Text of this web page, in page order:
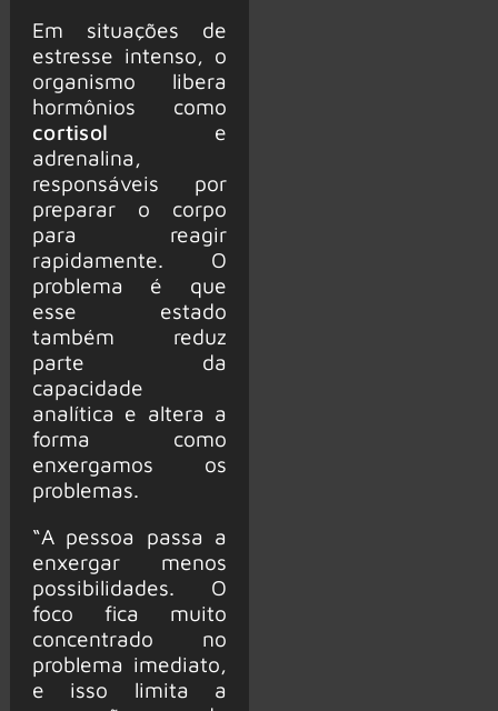
Em situações de
estresse intenso, o
organismo libera
hormônios como
cortisol e
adrenalina,
responsáveis por
preparar o corpo
para reagir
rapidamente. O
problema é que
esse estado
também reduz
parte da
capacidade
analítica e altera a
forma como
enxergamos os
problemas.
“A pessoa passa a
enxergar menos
possibilidades. O
foco fica muito
concentrado no
problema imediato,
e isso limita a